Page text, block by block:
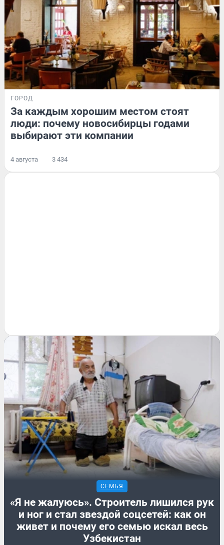
ГОРОД
За каждым хорошим местом стоят
люди: почему новосибирцы годами
выбирают эти компании
4 августа 3 434
СЕМЬЯ
«Я не жалуюсь». Строитель лишился рук
и ног и стал звездой соцсетей: как он
живет и почему его семью искал весь
Узбекистан